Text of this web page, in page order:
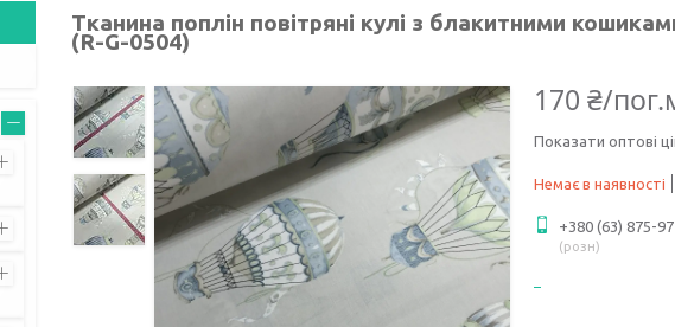
Тканина поплін повітряні кулі з блакитними
(R-G-0504)
170 ₴/
Показати оптові
Немає в наявності
+380 (63) 875-
розн